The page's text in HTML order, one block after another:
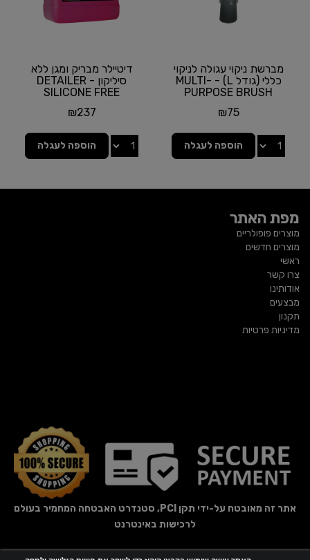
מברשת ניקוי עגולה לניקוי
כללי (גודל L) - MULTI-
PURPOSE BRUSH
₪75
הוספה לעגלה
דיטיילר מבריק ומגן ללא
סיליקון - DETAILER
SILICONE FREE
MEGUIAR'S...
₪237
הוספה לעגלה
מפת האתר
מוצרים פופולריים
מוצרים חדשים
ראשי
צרו קשר
אודותינו
מבצעים
תקנון
מדיניות פרטיות
אתר זה מאובטח על-ידי תקן PCI, סטנדרט האבטחה המחמיר בעולם
לרכישות באינטרנט